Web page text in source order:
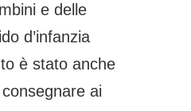
e delle
d’infanzia
è stato anche
ai